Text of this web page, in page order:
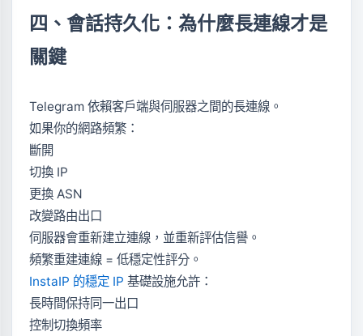
四、會話持久化：為什麼長連線才是
關鍵
Telegram 依賴客戶端與伺服器之間的長連線。
如果你的網路頻繁：
斷開
切換 IP
更換 ASN
改變路由出口
伺服器會重新建立連線，並重新評估信譽。
頻繁重建連線 = 低穩定性評分。
InstaIP 的穩定 IP 基礎設施允許：
長時間保持同一出口
控制切換頻率